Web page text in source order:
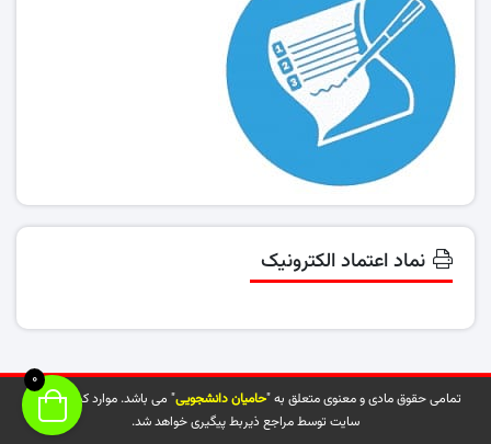
نماد اعتماد الکترونیک
تمامی حقوق مادی و معنوی متعلق به "حامیان دانشجویی" می باشد. موارد کپی شده از
سایت توسط مراجع ذیربط پیگیری خواهد شد.
0